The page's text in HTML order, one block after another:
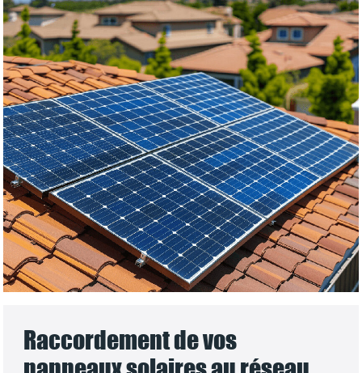
Raccordement de vos